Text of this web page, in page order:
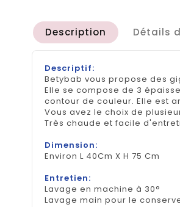
Description Détails
Descriptif:
Betybab vous propose des
Elle se compose de 3
contour de couleur. Elle est
Vous avez le choix de
Très chaude et facile
Dimension:
Environ L 40Cm X H 75 Cm
Entretien:
Lavage en machine à 30°
Lavage main pour le